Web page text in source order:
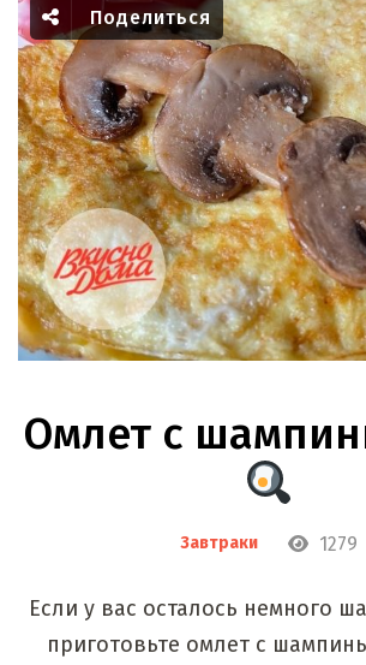
Поделиться
Омлет с
Завтраки 1279
Если у вас осталось немного
приготовьте омлет с